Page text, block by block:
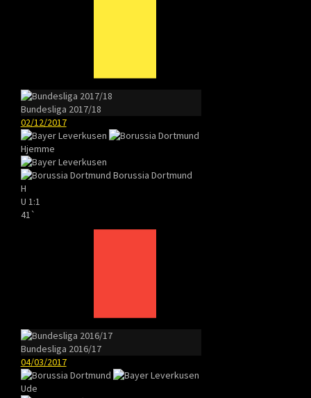
Bundesliga 2017/18
02/12/2017
Hjemme
Borussia Dortmund
H
U 1:1
41`
Bundesliga 2016/17
04/03/2017
Ude